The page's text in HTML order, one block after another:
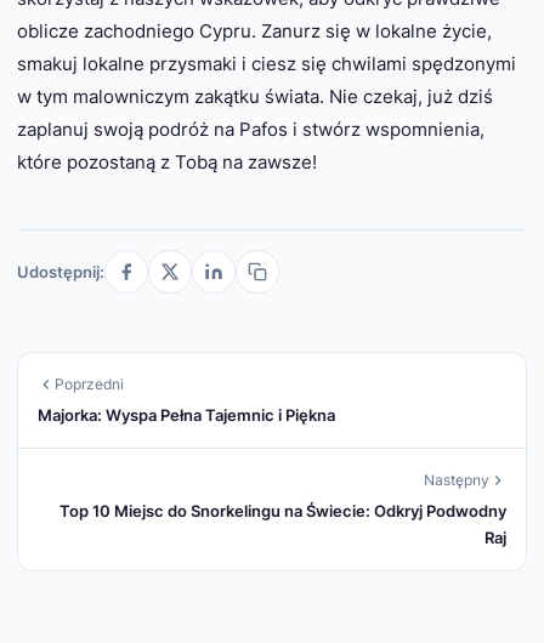
oblicze zachodniego Cypru. Zanurz się w lokalne życie,
smakuj lokalne przysmaki i ciesz się chwilami spędzonymi
w tym malowniczym zakątku świata. Nie czekaj, już dziś
zaplanuj swoją podróż na Pafos i stwórz wspomnienia,
które pozostaną z Tobą na zawsze!
Udostępnij:
Poprzedni
Majorka: Wyspa Pełna Tajemnic i Piękna
Następny
Top 10 Miejsc do Snorkelingu na Świecie: Odkryj Podwodny
Raj